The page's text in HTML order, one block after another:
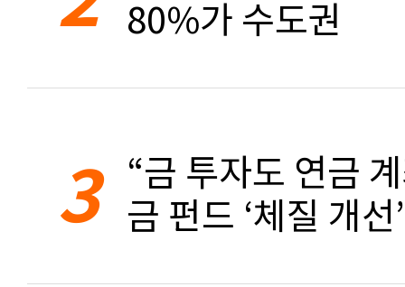
80%가 수도권
3 “금 투자도 연금
금 펀드 ‘체질 개선’